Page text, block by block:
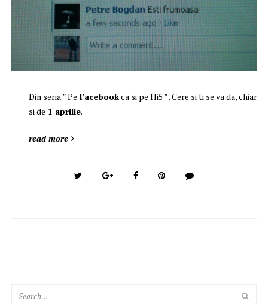
Din seria ” Pe Facebookca si pe Hi5 ” . Cere si ti se va da, chiar
si de 1 aprilie.
read more